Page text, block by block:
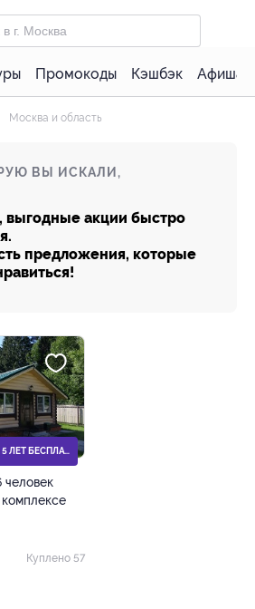
Промокоды Кэшбэк Афиша
Москва и область
ВЫ ИСКАЛИ,
акции быстро
предложения, которые
ДЕТИ ДО 5 ЛЕТ БЕСПЛАТНО
человек
Куплено 57